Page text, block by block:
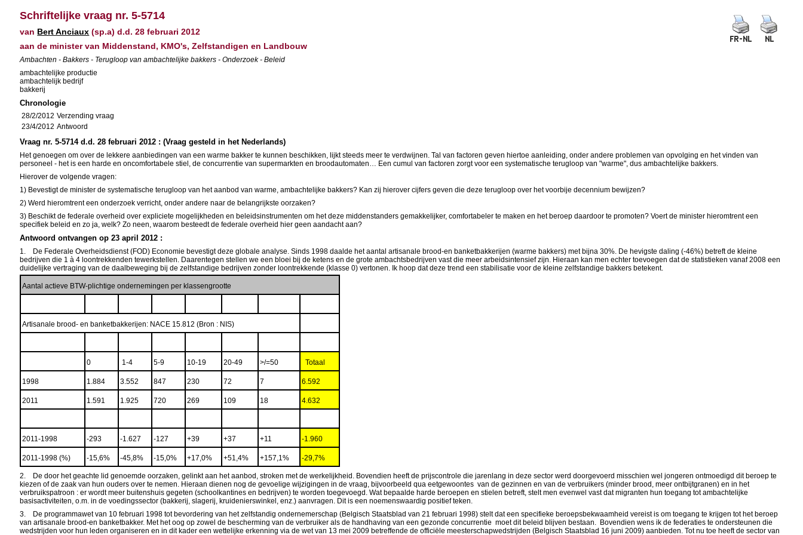
Schriftelijke vraag nr. 5-5714
van Bert Anciaux (sp.a) d.d. 28 februari 2012
aan de minister van Middenstand, KMO's, Zelfstandigen en Landbouw
Ambachten - Bakkers - Terugloop van ambachtelijke bakkers - Onderzoek - Beleid
ambachtelijke productie
ambachtelijk bedrijf
bakkerij
Chronologie
28/2/2012 Verzending vraag
23/4/2012 Antwoord
Vraag nr. 5-5714 d.d. 28 februari 2012 : (Vraag gesteld in het Nederlands)
Het genoegen om over de lekkere aanbiedingen van een warme bakker te kunnen beschikken, lijkt steeds meer te verdwijnen. Tal van factoren geven hiertoe aanleiding, onder andere problemen van opvolging en het vinden van
personeel - het is een harde en oncomfortabele stiel, de concurrentie van supermarkten en broodautomaten… Een cumul van factoren zorgt voor een systematische terugloop van "warme", dus ambachtelijke bakkers.
Hierover de volgende vragen:
1) Bevestigt de minister de systematische terugloop van het aanbod van warme, ambachtelijke bakkers? Kan zij hierover cijfers geven die deze terugloop over het voorbije decennium bewijzen?
2) Werd hieromtrent een onderzoek verricht, onder andere naar de belangrijkste oorzaken?
3) Beschikt de federale overheid over expliciete mogelijkheden en beleidsinstrumenten om het deze middenstanders gemakkelijker, comfortabeler te maken en het beroep daardoor te promoten? Voert de minister hieromtrent een
specifiek beleid en zo ja, welk? Zo neen, waarom besteedt de federale overheid hier geen aandacht aan?
Antwoord ontvangen op 23 april 2012 :
1. De Federale Overheidsdienst (FOD) Economie bevestigt deze globale analyse. Sinds 1998 daalde het aantal artisanale brood-en banketbakkerijen (warme bakkers) met bijna 30%. De hevigste daling (-46%) betreft de kleine
bedrijven die 1 à 4 loontrekkenden tewerkstellen. Daarentegen stellen we een bloei bij de ketens en de grote ambachtsbedrijven vast die meer arbeidsintensief zijn. Hieraan kan men echter toevoegen dat de statistieken vanaf 2008 een
duidelijke vertraging van de daalbeweging bij de zelfstandige bedrijven zonder loontrekkende (klasse 0) vertonen. Ik hoop dat deze trend een stabilisatie voor de kleine zelfstandige bakkers betekent.
Aantal actieve BTW-plichtige ondernemingen per klassengrootte
Artisanale brood- en banketbakkerijen: NACE 15.812 (Bron : NIS)
0 1-4 5-9 10-19 20-49 >/=50 Totaal
1998 1.884 3.552 847 230 72 7 6.592
2011 1.591 1.925 720 269 109 18 4.632
2011-1998 -293 -1.627 -127 +39 +37 +11 -1.960
2011-1998(%) -15,6% -45,8% -15,0% +17,0% +51,4% +157,1% -29,7%
2. De door het geachte lid genoemde oorzaken, gelinkt aan het aanbod, stroken met de werkelijkheid. Bovendien heeft de prijscontrole die jarenlang in deze sector werd doorgevoerd misschien wel jongeren ontmoedigd dit beroep te
kiezen of de zaak van hun ouders over te nemen. Hieraan dienen nog de gevoelige wijzigingen in de vraag, bijvoorbeeld qua eetgewoontes van de gezinnen en van de verbruikers (minder brood, meer ontbijtgranen) en in het
verbruikspatroon : er wordt meer buitenshuis gegeten (schoolkantines en bedrijven) te worden toegevoegd. Wat bepaalde harde beroepen en stielen betreft, stelt men evenwel vast dat migranten hun toegang tot ambachtelijke
basisactiviteiten, o.m. in de voedingssector (bakkerij, slagerij, kruidenierswinkel, enz.) aanvragen. Dit is een noemenswaardig positief teken.
3. De programmawet van 10 februari 1998 tot bevordering van het zelfstandig ondernemerschap (Belgisch Staatsblad van 21 februari 1998) stelt dat een specifieke beroepsbekwaamheid vereist is om toegang te krijgen tot het beroep
van artisanale brood-en banketbakker. Met het oog op zowel de bescherming van de verbruiker als de handhaving van een gezonde concurrentie moet dit beleid blijven bestaan. Bovendien wens ik de federaties te ondersteunen die
wedstrijden voor hun leden organiseren en in dit kader een wettelijke erkenning via de wet van 13 mei 2009 betreffende de officiële meesterschapwedstrijden (Belgisch Staatsblad 16 juni 2009) aanbieden. Tot nu toe heeft de sector van